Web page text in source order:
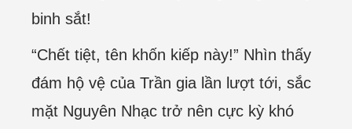
binh sắt!
“Chết tiệt, tên khốn kiếp này!” Nhìn thấy
đám hộ vệ của Trần gia lần lượt tới, sắc
mặt Nguyên Nhạc trở nên cực kỳ khó